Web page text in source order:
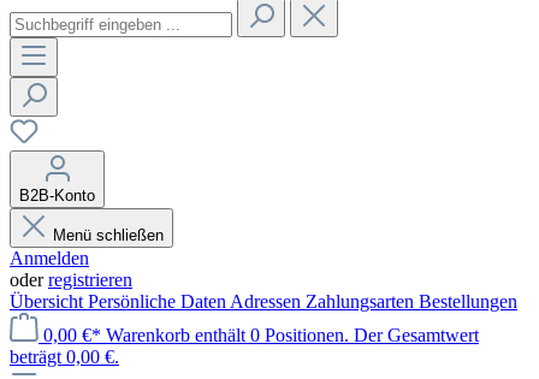
B2B-Konto
Menü schließen
Anmelden
oderregistrieren
Übersicht Persönliche Daten Adressen Zahlungsarten Bestellungen
0,00 €* Warenkorb enthält 0 Positionen. Der Gesamtwert
beträgt 0,00 €.